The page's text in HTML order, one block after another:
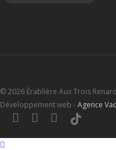
© 2026 Érablière Aux Trois
Développement web -Agence
facebookyoutubeinstagram
tiktok